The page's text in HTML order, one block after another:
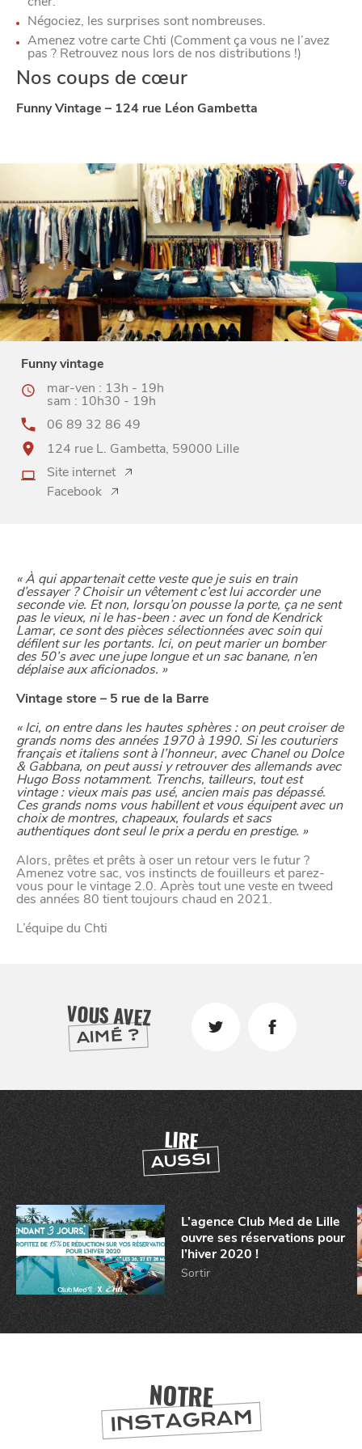
Négociez, les surprises sont nombreuses.
Amenez votre carte Chti (Comment ça vous ne l’avez
pas ? Retrouvez nous lors de nos distributions !)
Nos coups de cœur
Funny Vintage – 124 rue Léon Gambetta
Funny vintage
mar-ven : 13h - 19h
sam : 10h30 - 19h
06 89 32 86 49
124 rue L. Gambetta, 59000 Lille
Site internet
Facebook
« À qui appartenait cette veste que je suis en train
d’essayer ? Choisir un vêtement c’est lui accorder une
seconde vie. Et non, lorsqu’on pousse la porte, ça ne sent
pas le vieux, ni le has-been : avec un fond de Kendrick
Lamar, ce sont des pièces sélectionnées avec soin qui
défilent sur les portants. Ici, on peut marier un bomber
des 50’s avec une jupe longue et un sac banane, n’en
déplaise aux aficionados. »
Vintage store – 5 rue de la Barre
« Ici, on entre dans les hautes sphères : on peut croiser de
grands noms des années 1970 à 1990. Si les couturiers
français et italiens sont à l’honneur, avec Chanel ou Dolce
& Gabbana, on peut aussi y retrouver des allemands avec
Hugo Boss notamment. Trenchs, tailleurs, tout est
vintage : vieux mais pas usé, ancien mais pas dépassé.
Ces grands noms vous habillent et vous équipent avec un
choix de montres, chapeaux, foulards et sacs
authentiques dont seul le prix a perdu en prestige. »
Alors, prêtes et prêts à oser un retour vers le futur ?
Amenez votre sac, vos instincts de fouilleurs et parez-
vous pour le vintage 2.0. Après tout une veste en tweed
des années 80 tient toujours chaud en 2021.
L’équipe du Chti
VOUS AVEZ
AIMÉ ?
LIRE
AUSSI
L’agence Club Med de Lille
ouvre ses réservations pour
l’hiver 2020 !
Sortir
NOTRE
INSTAGRAM
BONS PLANS ET ADRESSES
À LILLE ET SA RÉGION